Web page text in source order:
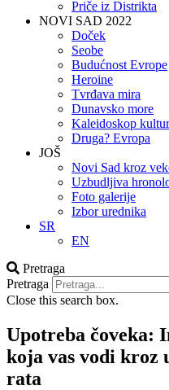
Priče iz Distrikta
NOVI SAD 2022
Doček
Seobe
Budućnost Evrope
Heroine
Tvrđava mira
Dunavsko more
Kaleidoskop
Druga? Evropa
JOŠ
Novi Sad kroz
Uzbudljiva
Foto galerije
Izbor urednika
SR
EN
Pretraga
Pretraga
Close this search box.
Upotreba čoveka:
koja vas vodi kroz
rata